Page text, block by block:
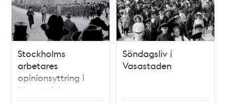
Stockholms
arbetares
opinionsyttring i
försvarsfrågan
Söndagsliv i
Vasastaden